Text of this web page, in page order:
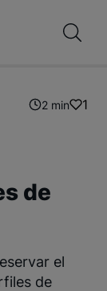
2 min 1
de
el
de